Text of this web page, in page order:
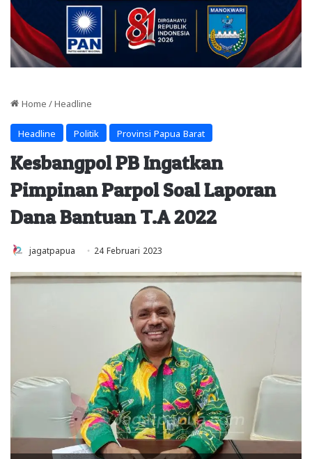
Home / Headline
Headline Politik Provinsi Papua Barat
Kesbangpol PB Ingatkan
Pimpinan Parpol Soal Laporan
Dana Bantuan T.A 2022
jagatpapua 24 Februari 2023